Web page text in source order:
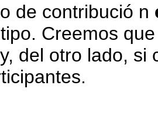
de contribució n
Creemos
del otro lado,